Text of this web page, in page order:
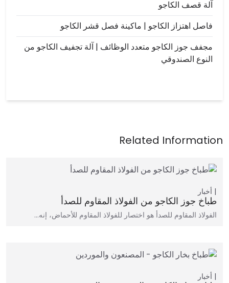
آلة قصف الكاجو
فاصل اهتزاز الكاجو | ماكينة فصل قشر الكاجو
مجفف جوز الكاجو متعدد الوظائف | آلة تجفيف الكاجو من
النوع الصندوقي
أخبار
طباخ جوز الكاجو من الفولاذ المقاوم للصدأ
الفولاذ المقاوم للصدأ هو اختصار للفولاذ المقاوم للأحماض، إنه…
أخبار